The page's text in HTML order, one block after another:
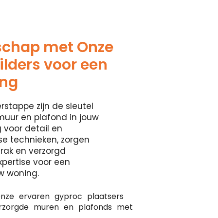
met Onze
voor een
zijn de sleutel
en plafond in jouw
voor detail en
technieken, zorgen
en verzorgd
voor een
woning.
ervaren gyproc plaatsers
muren en plafonds met